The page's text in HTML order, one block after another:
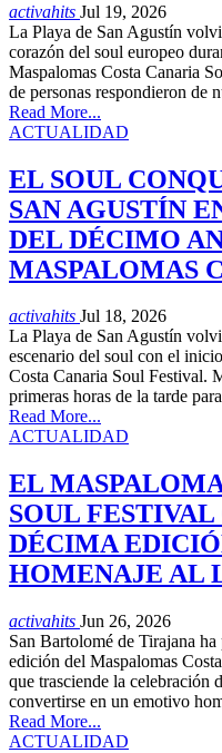
activahits Jul 19, 2026
La Playa de San Agustín
corazón del soul europeo
Maspalomas Costa Canaria
de personas respondieron de
Read More...
ACTUALIDAD
EL SOUL
SAN AGUSTÍN
DEL DÉCIMO
MASPALOMAS
activahits Jul 18, 2026
La Playa de San Agustín
escenario del soul con el
Costa Canaria Soul Festival.
primeras horas de la tarde
Read More...
ACTUALIDAD
EL
SOUL
DÉCIMA
HOMENAJE AL
activahits Jun 26, 2026
San Bartolomé de Tirajana
edición del Maspalomas
que trasciende la celebración
convertirse en un emotivo
Read More...
ACTUALIDAD